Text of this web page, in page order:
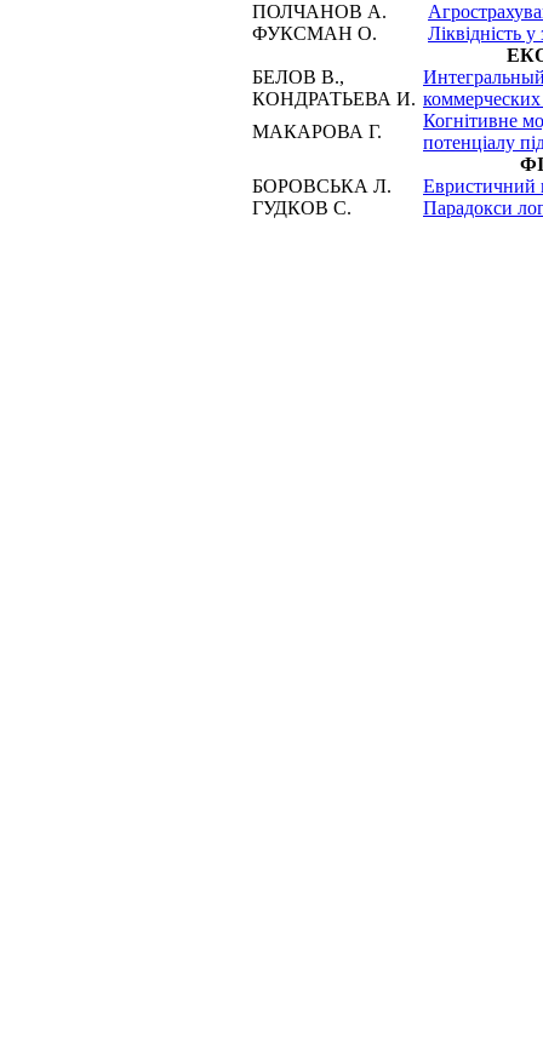
ПОЛЧАНОВ А.
ФУКСМАН О.
Ліквідність
БЕЛОВ В.,
КОНДРАТЬЕВА И.
МАКАРОВА Г.
Когнітивне
потенціалу
БОРОВСЬКА Л.
Евристичний
ГУДКОВ С.
Парадокси